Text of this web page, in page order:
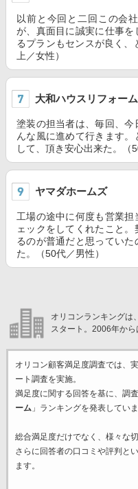
以前と今回と二回この会
が、真面目に誠実に仕事
るプランもセンスが良く、
上／女性）
大和ハウスリフォーム
塗装の担当者は、毎回、今
んな風に進めて行きます
して、頂き安心出来た。（
ヤマダホームズ
工場の途中に何度も営業
ェックをしてくれたこと
るのが普通だと思ってい
た。（50代／男性）
オリコンランキングは
スタート。2006年から
オリコン顧客満足度調査では、
ート調査を実施。
満足度に関する回答を基に、調
ーム」ランキングを発表していま
総合満足度だけでなく、様々な
さらに回答者の口コミや評判と
ます。